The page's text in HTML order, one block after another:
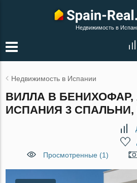
Недвижимость в
Недвижимость в Испании
ВИЛЛА В БЕНИХОФАР,
ИСПАНИЯ 3 СПАЛЬНИ,
Просмотренные (1)